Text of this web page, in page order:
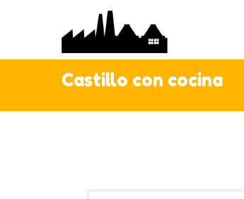
Castillo con cocina